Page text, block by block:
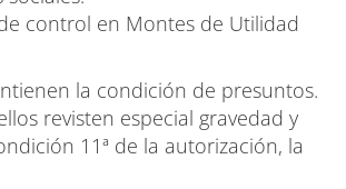
control en Montes de Utilidad
la condición de presuntos.
revisten especial gravedad y
11ª de la autorización, la